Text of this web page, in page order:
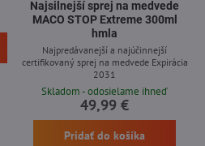
Najsilnejší sprej na medvede
MACO STOP Extreme 300ml
hmla
Najpredávanejší a najúčinnejší
certifikovaný sprej na medvede Expirácia
2031
Skladom - odosielame ihneď
49,99 €
Pridať do košíka